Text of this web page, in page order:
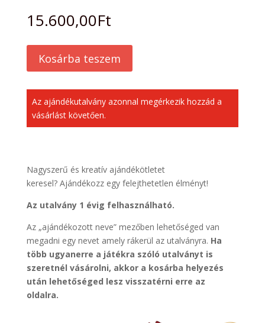
15.600,00Ft
Kosárba teszem
Az ajándékutalvány azonnal megérkezik hozzád a
vásárlást követően.
Nagyszerű és kreatív ajándékötletet
keresel? Ajándékozz egy felejthetetlen élményt!
Az utalvány 1 évig felhasználható.
Az „ajándékozott neve” mezőben lehetőséged van
megadni egy nevet amely rákerül az utalványra. Ha
több ugyanerre a játékra szóló utalványt is
szeretnél vásárolni, akkor a kosárba helyezés
után lehetőséged lesz visszatérni erre az
oldalra.